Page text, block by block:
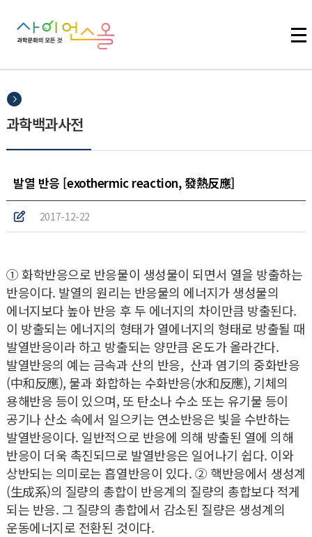
과학백과사전
발열 반응 [exothermic reaction, 發熱反應]
2017-12-22
① 화학반응으로 반응물이 생성물이 되면서 열을 방출하는
반응이다. 발열의 원리는 반응물의 에너지가 생성물의
에너지보다 높아 반응 후 두 에너지의 차이만큼 방출된다.
이 방출되는 에너지의 형태가 열에너지의 형태로 방출될 때
발열반응이라 하고 방출되는 양만큼 온도가 올라간다.
발열반응의 예는 금속과 산의 반응, 산과 염기의 중화반응
(中和反應), 물과 화합하는 수화반응(水和反應), 기체의
용해반응 등이 있으며, 또 탄소나 수소 또는 유기물 등이
공기나 산소 속에서 일으키는 연소반응은 빛을 수반하는
발열반응이다. 일반적으로 반응에 의해 방출된 열에 의해
반응이 더욱 촉진되므로 발열반응은 일어나기 쉽다. 이와
상반되는 의미로는 흡열반응이 있다. ② 핵반응에서 생성계
(生成系)의 질량의 총합이 반응계의 질량의 총합보다 적게
되는 반응. 그 질량의 총합에서 감소된 질량은 생성계의
운동에너지로 전환된 것이다.